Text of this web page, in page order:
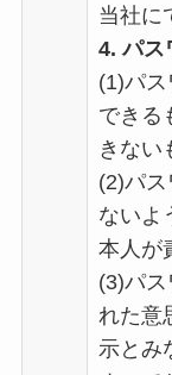
当社に
4. パス
(1)パ
できる
きない
(2)パ
ないよ
本人が
(3)パ
れた意
示とみ